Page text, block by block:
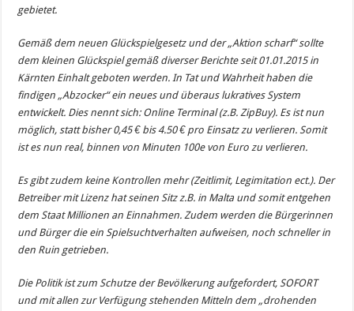
gebietet.
Gemäß dem neuen Glückspielgesetz und der „Aktion scharf“ sollte
dem kleinen Glückspiel gemäß diverser Berichte seit 01.01.2015 in
Kärnten Einhalt geboten werden. In Tat und Wahrheit haben die
findigen „Abzocker“ ein neues und überaus lukratives System
entwickelt. Dies nennt sich: Online Terminal (z.B. ZipBuy). Es ist nun
möglich, statt bisher 0,45 € bis 4.50 € pro Einsatz zu verlieren. Somit
ist es nun real, binnen von Minuten 100e von Euro zu verlieren.
Es gibt zudem keine Kontrollen mehr (Zeitlimit, Legimitation ect.). Der
Betreiber mit Lizenz hat seinen Sitz z.B. in Malta und somit entgehen
dem Staat Millionen an Einnahmen. Zudem werden die Bürgerinnen
und Bürger die ein Spielsuchtverhalten aufweisen, noch schneller in
den Ruin getrieben.
Die Politik ist zum Schutze der Bevölkerung aufgefordert, SOFORT
und mit allen zur Verfügung stehenden Mitteln dem „drohenden